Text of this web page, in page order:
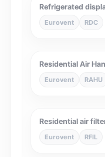
Refrigerated
Eurovent RDC
Residential Air
Eurovent RAHU
Residential air
Eurovent RFIL